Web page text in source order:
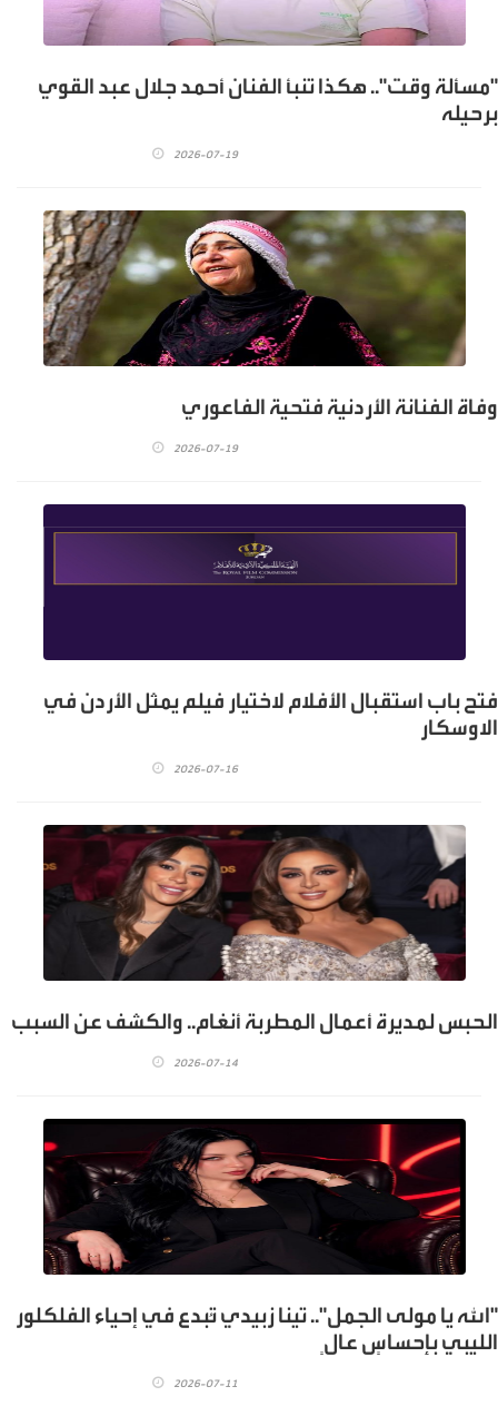
"مسألة وقت".. هكذا تنبأ الفنان أحمد جلال عبد القوي
برحيله
2026-07-19
وفاة الفنانة الأردنية فتحية الفاعوري
2026-07-19
فتح باب استقبال الأفلام لاختيار فيلم يمثل الأردن في
الاوسكار
2026-07-16
الحبس لمديرة أعمال المطربة أنغام.. والكشف عن السبب
2026-07-14
"الله يا مولى الجمل".. تينا زبيدي تُبدع في إحياء الفلكلور
الليبي بإحساسٍ عالٍ
2026-07-11